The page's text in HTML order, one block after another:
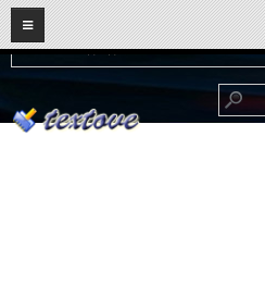
07 2026
Нови: Надежда...
НАЧАЛО
ПОТРЕБИТЕЛСКИ СТРАНИЦИ